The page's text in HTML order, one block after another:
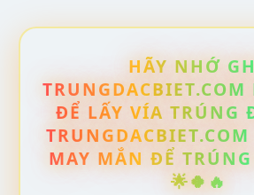
HÃY NHỚ
ĐỂ LẤY VÍA TRÚNG
MAY MẮN ĐỂ
🌟🍀🔥